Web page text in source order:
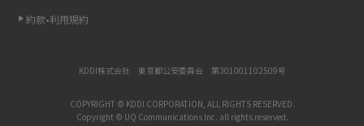
約款•利用規約
KDDI株式会社 東京都公安委員会 第301001102509号
COPYRIGHT © KDDI CORPORATION, ALL RIGHTS RESERVED.
Copyright © UQ Communications Inc. all rights reserved.